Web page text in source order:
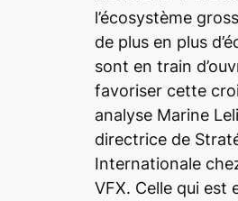
l’écosystème
de plus en plus
sont en train
favoriser cette
analyse Marine
directrice de
Internationale
VFX. Celle qui est